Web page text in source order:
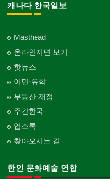
캐나다 한국일보
Masthead
온라인지면 보기
핫뉴스
이민·유학
부동산·재정
주간한국
업소록
찾아오시는 길
한인 문화예술 연합